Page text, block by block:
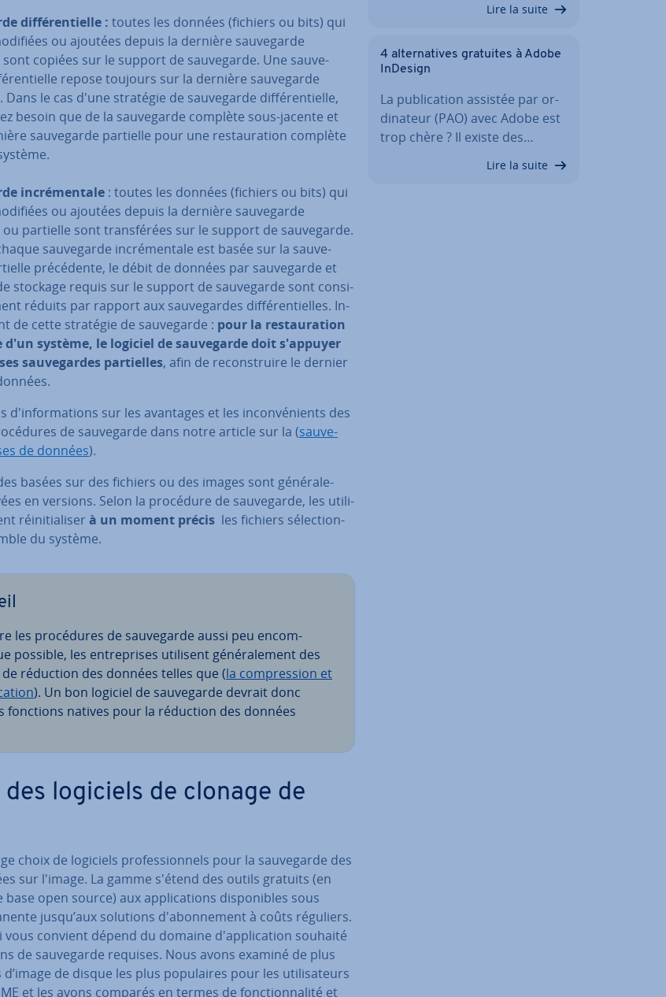
dif­fé­ren­tielle : toutes les données (fichiers ou bits) qui
ou ajoutées depuis la dernière sau­ve­garde
copiées sur le support de sau­ve­garde. Une sau­ve­
repose toujours sur la dernière sau­ve­garde
Dans le cas d'une stratégie de sau­ve­garde dif­fé­ren­tielle,
besoin que de la sau­ve­garde complète sous-jacente et
sau­ve­garde partielle pour une res­tau­ra­tion complète
in­cré­men­tale : toutes les données (fichiers ou bits) qui
ou ajoutées depuis la dernière sau­ve­garde
partielle sont trans­fé­rées sur le support de sau­ve­garde.
sau­ve­garde in­cré­men­tale est basée sur la sau­ve­
pré­cé­dente, le débit de données par sau­ve­garde et
stockage requis sur le support de sau­ve­garde sont con­si­
réduits par rapport aux sau­ve­gardes dif­fé­ren­tielles. In­
de cette stratégie de sau­ve­garde : pour la res­tau­ra­tion
d'un système, le logiciel de sau­ve­garde doit s'appuyer
sau­ve­gardes par­tielles, afin de re­cons­truire le dernier
d'in­for­ma­tions sur les avantages et les in­con­vé­nients des
de sau­ve­garde dans notre article sur la (sau­ve­
de données).
basées sur des fichiers ou des images sont gé­né­ra­le­
en versions. Selon la procédure de sau­ve­garde, les uti­li­
réi­ni­tia­li­ser à un moment précis les fichiers sé­lec­tion­
du système.
les pro­cé­dures de sau­ve­garde aussi peu en­com­
possible, les en­tre­prises utilisent gé­né­ra­le­ment des
réduction des données telles que (la com­pres­sion et
). Un bon logiciel de sau­ve­garde devrait donc
fonctions natives pour la réduction des données
logiciels de clonage de
choix de logiciels pro­fes­sion­nels pour la sau­ve­garde des
sur l'image. La gamme s'étend des outils gratuits (en
base open source) aux ap­pli­ca­tions dis­po­nibles sous
jusqu’aux solutions d'abon­ne­ment à coûts réguliers.
vous convient dépend du domaine d'ap­pli­ca­tion souhaité
de sau­ve­garde requises. Nous avons examiné de plus
de disque les plus po­pu­laires pour les uti­li­sa­teurs
et les avons comparés en termes de fonc­tion­na­lité et
Lire la suite
4 al­ter­na­tives gratuites à Adobe
InDesign
La pu­bli­ca­tion assistée par or­
di­na­teur (PAO) avec Adobe est
trop chère ? Il existe des…
Lire la suite